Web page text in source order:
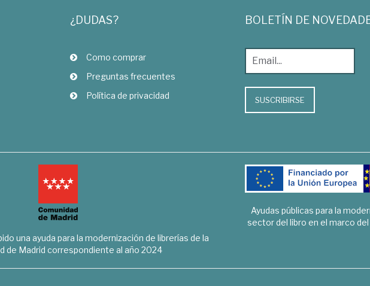
¿DUDAS?
Como comprar
Preguntas frecuentes
Política de privacidad
BOLETÍN DE
SUSCRIBIRSE
una ayuda para la modernización de librerías de la
de Madrid correspondiente al año 2024
Ayudas públicas para la
sector del libro en el marco